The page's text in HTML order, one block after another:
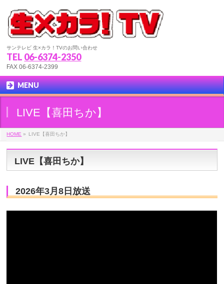
サンテレビ 生×カラ！TVのお問い合わせ
TEL 06-6374-2350
FAX 06-6374-2399
MENU
LIVE【喜田ちか】
HOME » LIVE【喜田ちか】
LIVE【喜田ちか】
2026年3月8日放送